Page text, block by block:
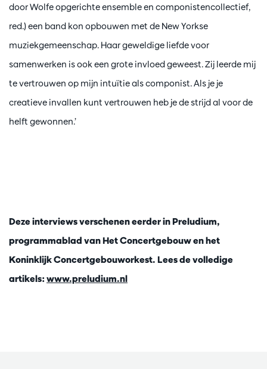
door Wolfe opgerichte ensemble en componistencollectief,
red.) een band kon opbouwen met de New Yorkse
muziekgemeenschap. Haar geweldige liefde voor
samenwerken is ook een grote invloed geweest. Zij leerde mij
te vertrouwen op mijn intuïtie als componist. Als je je
creatieve invallen kunt vertrouwen heb je de strijd al voor de
helft gewonnen.’
Deze interviews verschenen eerder in Preludium,
programmablad van Het Concertgebouw en het
Koninklijk Concertgebouworkest. Lees de volledige
artikels:www.preludium.nl